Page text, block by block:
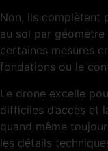
Non, ils complètent
au sol par
certaines mesures
fondations ou le
Le drone excelle
difficiles d’accès et
quand même
les détails